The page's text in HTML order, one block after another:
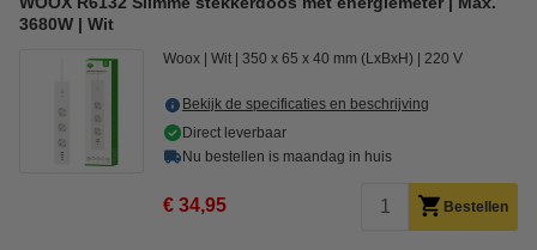
3680W | Wit
Woox Wit 350 x 65 x 40 mm (LxBxH) 220 V
Bekijk de specificaties en beschrijving
Direct leverbaar
Nu bestellen is maandag in huis
€ 34,95 Bestellen